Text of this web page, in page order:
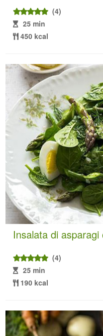
(4)
25 min
450 kcal
Insalata di
(4)
25 min
190 kcal